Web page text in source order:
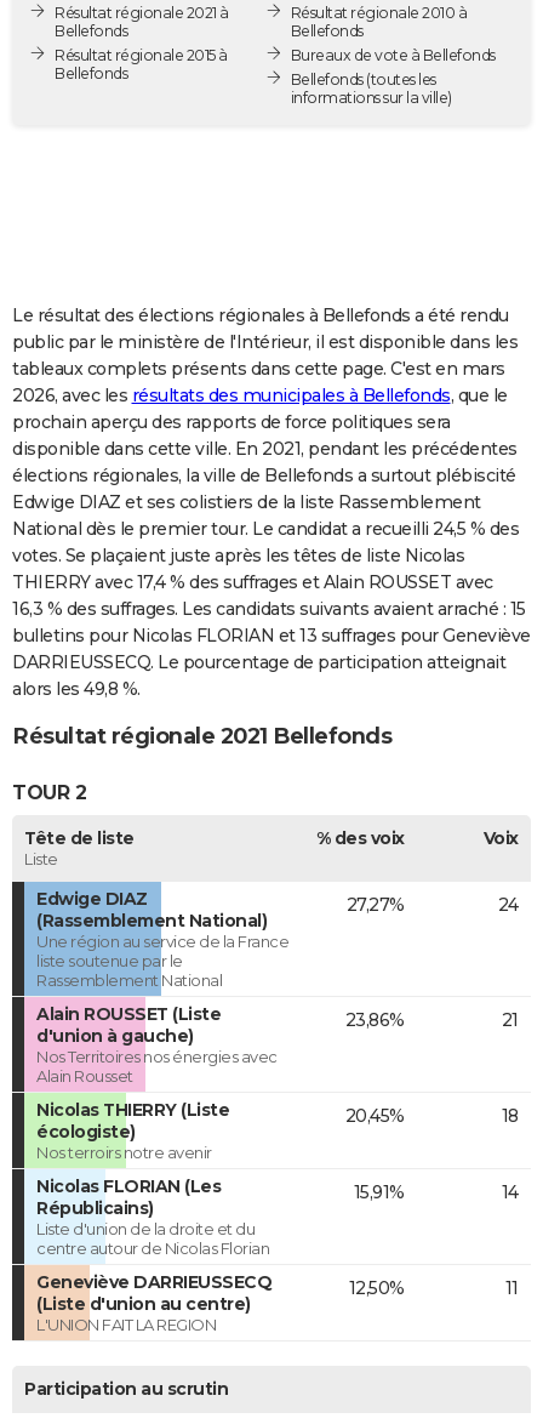
Destinations
City break
Voyage nature
Voyage de noces
Forum
PHOTO
GUIDES D'ACHAT
COPAINS D'AVANT
S'inscrire
Se connecter
Lycées
Collèges
Primaires
Universités
Entreprises
Service militaire
Avis de recherche
AVIS DE DÉCÈS
FORUM
Bricolage
Lifestyle
Culture
Sport
Auto
Television
Voyage
Cinema
Résultat régionale 2021 à
Bellefonds
Résultat régionale 2015 à
Bellefonds
Résultat régionale 2010 à
Bellefonds
Bureaux de vote à Bellefonds
Bellefonds(toutes les
informations sur la ville)
Le résultat des élections régionales à Bellefonds a été rendu
public par le ministère de l'Intérieur, il est disponible dans les
tableaux complets présents dans cette page. C'est en mars
2026, avec les résultats des municipales à Bellefonds, que le
prochain aperçu des rapports de force politiques sera
disponible dans cette ville. En 2021, pendant les précédentes
élections régionales, la ville de Bellefonds a surtout plébiscité
Edwige DIAZ et ses colistiers de la liste Rassemblement
National dès le premier tour. Le candidat a recueilli 24,5 % des
votes. Se plaçaient juste après les têtes de liste Nicolas
THIERRY avec 17,4 % des suffrages et Alain ROUSSET avec
16,3 % des suffrages. Les candidats suivants avaient arraché : 15
bulletins pour Nicolas FLORIAN et 13 suffrages pour Geneviève
DARRIEUSSECQ. Le pourcentage de participation atteignait
alors les 49,8 %.
Résultat régionale 2021 Bellefonds
TOUR 2
Tête de liste
Liste
% des voix Voix
Edwige DIAZ
(Rassemblement National)
Une région au service de la France
liste soutenue par le
Rassemblement National
27,27% 24
Alain ROUSSET (Liste
d'union à gauche)
Nos Territoires nos énergies avec
Alain Rousset
23,86% 21
Nicolas THIERRY (Liste
écologiste)
Nos terroirs notre avenir
20,45% 18
Nicolas FLORIAN (Les
Républicains)
Liste d'union de la droite et du
centre autour de Nicolas Florian
15,91% 14
Geneviève DARRIEUSSECQ
(Liste d'union au centre)
L'UNION FAIT LA REGION
12,50% 11
Participation au scrutin